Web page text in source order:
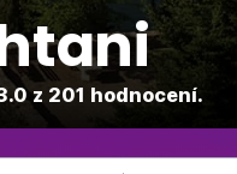
z 201 hodnocení.